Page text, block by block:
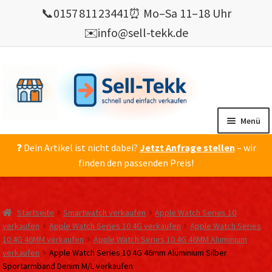
📞0157 811 23441⏰ Mo–Sa 11–18 Uhr
✉️info@sell-tekk.de
springen
springen
Menü
Mein Konto
Gebrauchte Elektronik verkaufen
💰 Bonusprogramm
Wie’s geht ?
❓ Dein Artikel ist nicht dabei? Jetzt Anfrage stellen – wir
finden den passenden Preis!
Startseite Smartwatch verkaufen
Apple Watch Series 10
verkaufen
Apple Watch Series 10 4G verkaufen
Apple Watch Series
10 4G 46MM verkaufen
Apple Watch Series 10 4G 46MM Aluminium
verkaufen
Apple Watch Series 10 4G 46mm Aluminium Silber
Sportarmband Denim M/L verkaufen